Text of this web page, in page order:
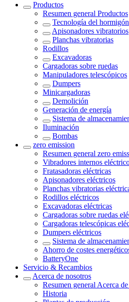
Productos
Resumen general Productos
Tecnología del hormigón
Apisonadores vibratorios
Planchas vibratorias
Rodillos
Excavadoras
Cargadoras sobre ruedas
Manipuladores telescópicos
Dumpers
Minicargadoras
Demolición
Generación de energía
Sistema de
Iluminación
Bombas
zero emission
Resumen general zero
Vibradores internos
Fratasadoras eléctricas
Apisonadores eléctricos
Planchas vibratorias
Rodillos eléctricos
Excavadoras eléctricas
Cargadoras sobre ruedas
Cargadoras telescópicas
Dumpers eléctricos
Sistema de
Ahorro de costes
BatteryOne
Servicio & Recambios
Acerca de nosotros
Resumen general Acerca
Historia